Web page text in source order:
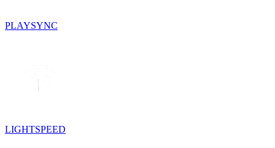
PLAYSYNC
LIGHTSPEED